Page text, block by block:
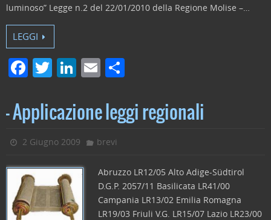
luminoso” Legge n.2 del 22/01/2010 della Regione Molise –…
LEGGI
F
c
e
b
o
o
k
T
itt
er
Li
k
e
dI
n
E
ai
l
n
di
di
– Applicazione leggi regionali
2 Giugno 2009 brevi
Abruzzo LR12/05 Alto Adige-Südtirol
D.G.P. 2057/11 Basilicata LR41/00
Campania LR13/02 Emilia Romagna
LR19/03 Friuli V.G. LR15/07 Lazio LR23/00